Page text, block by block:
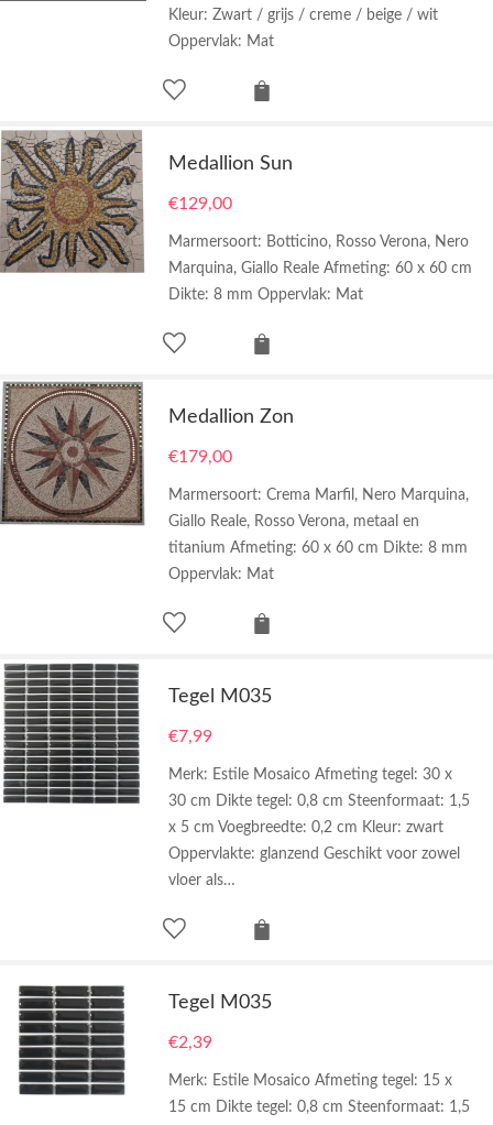
Kleur: Zwart / grijs / creme / beige / wit
Oppervlak: Mat
Medallion Sun
€129,00
Marmersoort: Botticino, Rosso Verona, Nero
Marquina, Giallo Reale Afmeting: 60 x 60 cm
Dikte: 8 mm Oppervlak: Mat
Medallion Zon
€179,00
Marmersoort: Crema Marfil, Nero Marquina,
Giallo Reale, Rosso Verona, metaal en
titanium Afmeting: 60 x 60 cm Dikte: 8 mm
Oppervlak: Mat
Tegel M035
€7,99
Merk: Estile Mosaico Afmeting tegel: 30 x
30 cm Dikte tegel: 0,8 cm Steenformaat: 1,5
x 5 cm Voegbreedte: 0,2 cm Kleur: zwart
Oppervlakte: glanzend Geschikt voor zowel
vloer als…
Tegel M035
€2,39
Merk: Estile Mosaico Afmeting tegel: 15 x
15 cm Dikte tegel: 0,8 cm Steenformaat: 1,5